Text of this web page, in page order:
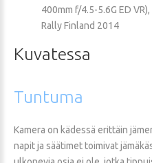
400mm f/4.5-5.6G ED
Rally Finland 2014
Kuvatessa
Tuntuma
Kamera on kädessä erittäin
napit ja säätimet toimivat